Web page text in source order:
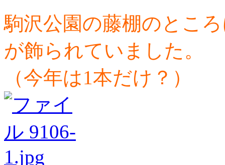
駒沢公園の藤棚のとこ
が飾られていました。
（今年は1本だけ？）